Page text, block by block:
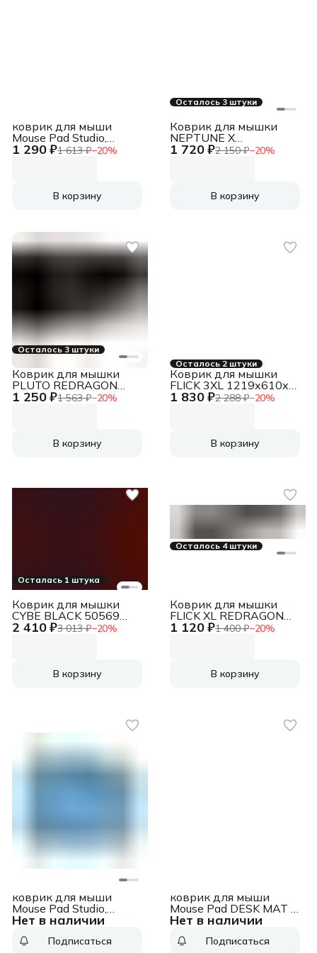
1 290 ₽1 613 ₽−20%
коврик для мыши
Mouse Pad Studio,
200x230mm, Graphite,
[956-000049]
В корзину
Осталось 3 штуки
1 720 ₽2 150 ₽−20%
Коврик для мышки
NEPTUNE X
800X300X4
В корзину
Осталось 3 штуки
1 250 ₽1 563 ₽−20%
Коврик для мышки
PLUTO REDRAGON
77588 DEFENDER
В корзину
Осталось 2 штуки
1 830 ₽2 288 ₽−20%
Коврик для мышки
FLICK 3XL 1219x610x3
REDRAGON 70787
В корзину
Осталась 1 штука
2 410 ₽3 013 ₽−20%
Коврик для мышки
CYBE BLACK 50569
DEFENDER
В корзину
Осталось 4 штуки
1 120 ₽1 400 ₽−20%
Коврик для мышки
FLICK XL REDRAGON
77990 DEFENDER
В корзину
Нет в наличии
коврик для мыши
Mouse Pad Studio,
200x230mm, Blue,
Pad Studio,Подписаться
Нет в наличии
коврик для мыши
Mouse Pad DESK MAT -
STUDIO SERIES,
лавандовый, [956-
Подписаться